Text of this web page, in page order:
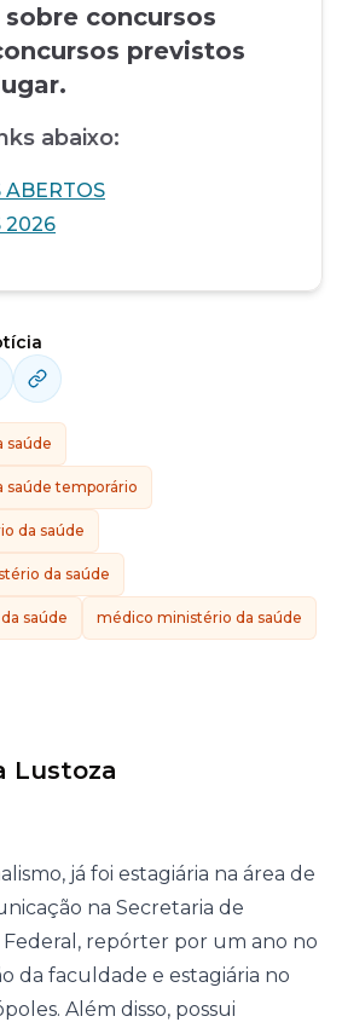
concursos
previstos
abaixo:
ABERTOS
2026
saúde
saúde temporário
da saúde
da saúde
saúde médico ministério da saúde
Lustoza
já foi estagiária na área de
na Secretaria de
repórter por um ano no
da faculdade e estagiária no
Além disso, possui